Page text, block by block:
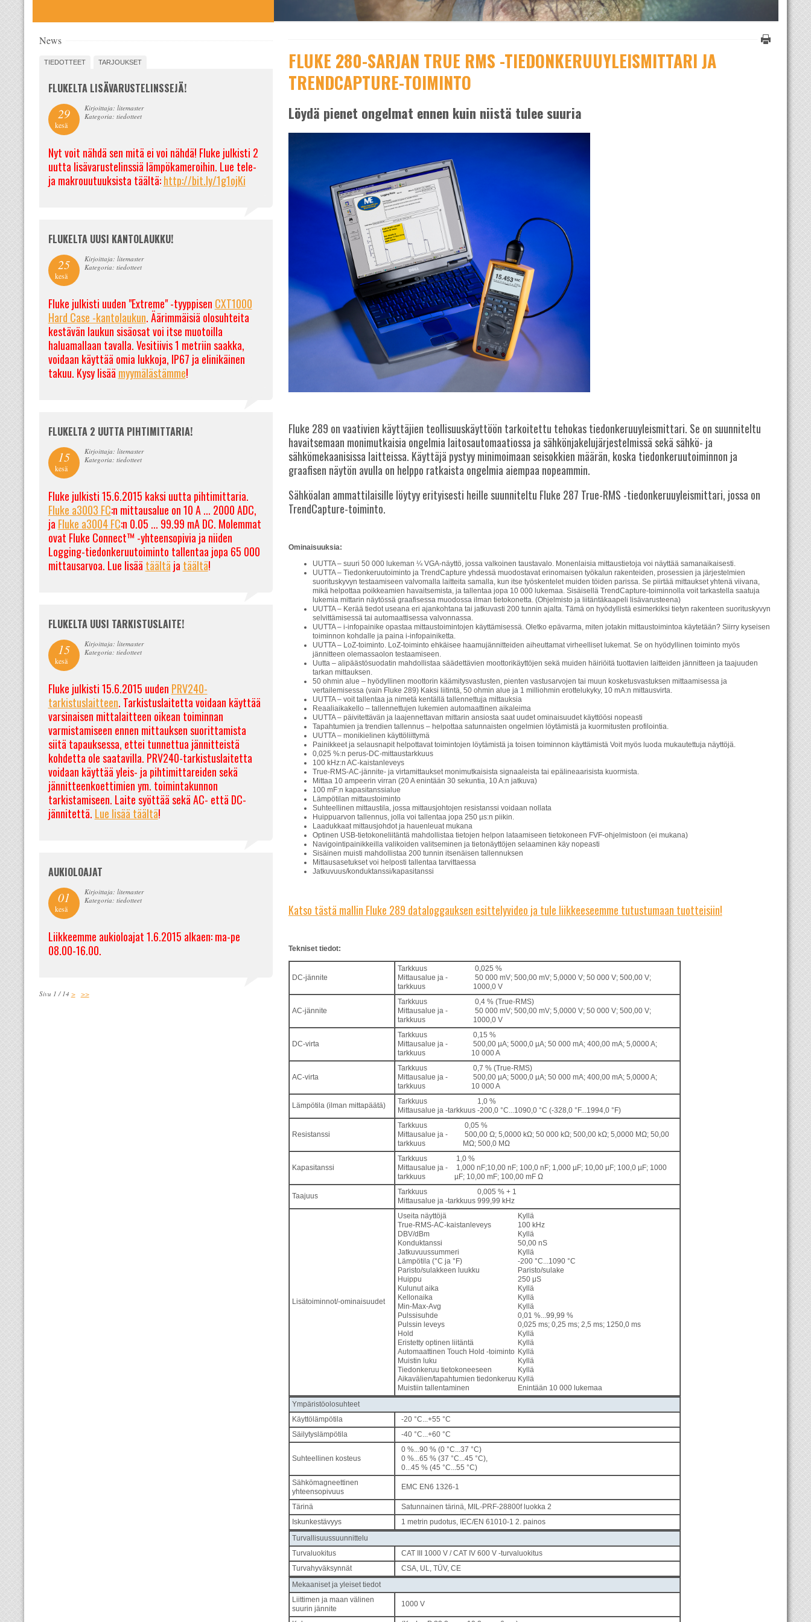
FLUKE 280-SARJAN TRUE RMS -TIEDONKERUUYLEISMITTARI JA
TRENDCAPTURE-TOIMINTO
Löydä pienet ongelmat ennen kuin niistä tulee suuria
Fluke 289 on vaativien käyttäjien teollisuuskäyttöön tarkoitettu tehokas tiedonkeruuyleismittari. Se on suunniteltu
havaitsemaan monimutkaisia ongelmia laitosautomaatiossa ja sähkönjakelujärjestelmissä sekä sähkö- ja
sähkömekaanisissa laitteissa. Käyttäjä pystyy minimoimaan seisokkien määrän, koska tiedonkeruutoiminnon ja
graafisen näytön avulla on helppo ratkaista ongelmia aiempaa nopeammin.
Sähköalan ammattilaisille löytyy erityisesti heille suunniteltu Fluke 287 True-RMS -tiedonkeruuyleismittari, jossa on
TrendCapture-toiminto.
Ominaisuuksia:
UUTTA – suuri 50 000 lukeman ¼ VGA-näyttö, jossa valkoinen taustavalo. Monenlaisia mittaustietoja voi näyttää samanaikaisesti.
UUTTA – Tiedonkeruutoiminto ja TrendCapture yhdessä muodostavat erinomaisen työkalun rakenteiden, prosessien ja järjestelmien
suorituskyvyn testaamiseen valvomalla laitteita samalla, kun itse työskentelet muiden töiden parissa. Se piirtää mittaukset yhtenä viivana,
mikä helpottaa poikkeamien havaitsemista, ja tallentaa jopa 10 000 lukemaa. Sisäisellä TrendCapture-toiminnolla voit tarkastella saatuja
lukemia mittarin näytössä graafisessa muodossa ilman tietokonetta. (Ohjelmisto ja liitäntäkaapeli lisävarusteena)
UUTTA – Kerää tiedot useana eri ajankohtana tai jatkuvasti 200 tunnin ajalta. Tämä on hyödyllistä esimerkiksi tietyn rakenteen suorituskyvyn
selvittämisessä tai automaattisessa valvonnassa.
UUTTA – i-infopainike opastaa mittaustoimintojen käyttämisessä. Oletko epävarma, miten jotakin mittaustoimintoa käytetään? Siirry kyseisen
toiminnon kohdalle ja paina i-infopainiketta.
UUTTA – LoZ-toiminto. LoZ-toiminto ehkäisee haamujännitteiden aiheuttamat virheelliset lukemat. Se on hyödyllinen toiminto myös
jännitteen olemassaolon testaamiseen.
Uutta – alipäästösuodatin mahdollistaa säädettävien moottorikäyttöjen sekä muiden häiriöitä tuottavien laitteiden jännitteen ja taajuuden
tarkan mittauksen.
50 ohmin alue – hyödyllinen moottorin käämitysvastusten, pienten vastusarvojen tai muun kosketusvastuksen mittaamisessa ja
vertailemisessa (vain Fluke 289) Kaksi liitintä, 50 ohmin alue ja 1 milliohmin erottelukyky, 10 mA:n mittausvirta.
UUTTA – voit tallentaa ja nimetä kentällä tallennettuja mittauksia
Reaaliaikakello – tallennettujen lukemien automaattinen aikaleima
UUTTA – päivitettävän ja laajennettavan mittarin ansiosta saat uudet ominaisuudet käyttöösi nopeasti
Tapahtumien ja trendien tallennus – helpottaa satunnaisten ongelmien löytämistä ja kuormitusten profilointia.
UUTTA – monikielinen käyttöliittymä
Painikkeet ja selausnapit helpottavat toimintojen löytämistä ja toisen toiminnon käyttämistä Voit myös luoda mukautettuja näyttöjä.
0,025 %:n perus-DC-mittaustarkkuus
100 kHz:n AC-kaistanleveys
True-RMS-AC-jännite- ja virtamittaukset monimutkaisista signaaleista tai epälineaarisista kuormista.
Mittaa 10 ampeerin virran (20 A enintään 30 sekuntia, 10 A:n jatkuva)
100 mF:n kapasitanssialue
Lämpötilan mittaustoiminto
Suhteellinen mittaustila, jossa mittausjohtojen resistanssi voidaan nollata
Huippuarvon tallennus, jolla voi tallentaa jopa 250 µs:n piikin.
Laadukkaat mittausjohdot ja hauenleuat mukana
Optinen USB-tietokoneliitäntä mahdollistaa tietojen helpon lataamiseen tietokoneen FVF-ohjelmistoon (ei mukana)
Navigointipainikkeilla valikoiden valitseminen ja tietonäyttöjen selaaminen käy nopeasti
Sisäinen muisti mahdollistaa 200 tunnin itsenäisen tallennuksen
Mittausasetukset voi helposti tallentaa tarvittaessa
Jatkuvuus/konduktanssi/kapasitanssi
Katso tästä mallin Fluke 289 dataloggauksen esittelyvideo ja tule liikkeeseemme tutustumaan tuotteisiin!
Tekniset tiedot:
DC-jännite
Tarkkuus
0,025 %
Mittausalue ja -
tarkkuus
50 000 mV; 500,00 mV; 5,0000 V; 50 000 V; 500,00 V;
1000,0 V
AC-jännite
Tarkkuus
0,4 % (True-RMS)
Mittausalue ja -
tarkkuus
50 000 mV; 500,00 mV; 5,0000 V; 50 000 V; 500,00 V;
1000,0 V
DC-virta
Tarkkuus
0,15 %
Mittausalue ja -
tarkkuus
500,00 µA; 5000,0 µA; 50 000 mA; 400,00 mA; 5,0000 A;
10 000 A
AC-virta
Tarkkuus
0,7 % (True-RMS)
Mittausalue ja -
tarkkuus
500,00 µA; 5000,0 µA; 50 000 mA; 400,00 mA; 5,0000 A;
10 000 A
Lämpötila (ilman mittapäätä) Tarkkuus
1,0 %
Mittausalue ja -tarkkuus-200,0 °C...1090,0 °C (-328,0 °F...1994,0 °F)
Resistanssi
Tarkkuus
0,05 %
Mittausalue ja -
tarkkuus
500,00 Ω; 5,0000 kΩ; 50 000 kΩ; 500,00 kΩ; 5,0000 MΩ; 50,00
MΩ; 500,0 MΩ
Kapasitanssi
Tarkkuus
1,0 %
Mittausalue ja -
tarkkuus
1,000 nF;10,00 nF; 100,0 nF; 1,000 µF; 10,00 µF; 100,0 µF; 1000
µF; 10,00 mF; 100,00 mF Ω
Taajuus Tarkkuus
0,005 % + 1
Mittausalue ja -tarkkuus999,99 kHz
Lisätoiminnot/-ominaisuudet
Useita näyttöjä
Kyllä
True-RMS-AC-kaistanleveys
100 kHz
DBV/dBm
Kyllä
Konduktanssi
50,00 nS
Jatkuvuussummeri
Kyllä
Lämpötila (°C ja °F)
-200 °C...1090 °C
Paristo/sulakkeen luukku
Paristo/sulake
Huippu
250 μS
Kulunut aika
Kyllä
Kellonaika
Kyllä
Min-Max-Avg
Kyllä
Pulssisuhde
0,01 %...99,99 %
Pulssin leveys
0,025 ms; 0,25 ms; 2,5 ms; 1250,0 ms
Hold
Kyllä
Eristetty optinen liitäntä
Kyllä
Automaattinen Touch Hold -toiminto Kyllä
Muistin luku
Kyllä
Tiedonkeruu tietokoneeseen
Kyllä
Aikavälien/tapahtumien tiedonkeruu Kyllä
Muistiin tallentaminen
Enintään 10 000 lukemaa
Ympäristöolosuhteet
Käyttölämpötila
-20 °C...+55 °C
Säilytyslämpötila
-40 °C...+60 °C
Suhteellinen kosteus
0 %...90 % (0 °C...37 °C)
0 %...65 % (37 °C...45 °C),
0...45 % (45 °C...55 °C)
Sähkömagneettinen
yhteensopivuus
EMC EN6 1326-1
Tärinä
Satunnainen tärinä, MIL-PRF-28800f luokka 2
Iskunkestävyys
1 metrin pudotus, IEC/EN 61010-1 2. painos
Turvallisuussuunnittelu
Turvaluokitus
CAT III 1000 V / CAT IV 600 V -turvaluokitus
Turvahyväksynnät
CSA, UL, TÜV, CE
Mekaaniset ja yleiset tiedot
Liittimen ja maan välinen
suurin jännite
1000 V
News
TIEDOTTEET TARJOUKSET
FLUKELTA LISÄVARUSTELINSSEJÄ!
29
kesä
Kirjoittaja: litemaster
Kategoria: tiedotteet
Nyt voit nähdä sen mitä ei voi nähdä! Fluke julkisti 2
uutta lisävarustelinssiä lämpökameroihin. Lue tele-
ja makrouutuuksista täältä:http://bit.ly/1g1ojKi
FLUKELTA UUSI KANTOLAUKKU!
25
kesä
Kirjoittaja: litemaster
Kategoria: tiedotteet
Fluke julkisti uuden "Extreme" -tyyppisen CXT1000
Hard Case -kantolaukun. Äärimmäisiä olosuhteita
kestävän laukun sisäosat voi itse muotoilla
haluamallaan tavalla. Vesitiivis 1 metriin saakka,
voidaan käyttää omia lukkoja, IP67 ja elinikäinen
takuu. Kysy lisää myymälästämme!
FLUKELTA 2 UUTTA PIHTIMITTARIA!
15
kesä
Kirjoittaja: litemaster
Kategoria: tiedotteet
Fluke julkisti 15.6.2015 kaksi uutta pihtimittaria.
Fluke a3003 FC:n mittausalue on 10 A ... 2000 ADC,
ja Fluke a3004 FC:n 0.05 ... 99.99 mA DC. Molemmat
ovat Fluke Connect™ -yhteensopivia ja niiden
Logging-tiedonkeruutoiminto tallentaa jopa 65 000
mittausarvoa. Lue lisää täältä ja täältä!
FLUKELTA UUSI TARKISTUSLAITE!
15
kesä
Kirjoittaja: litemaster
Kategoria: tiedotteet
Fluke julkisti 15.6.2015 uuden PRV240-
tarkistuslaitteen. Tarkistuslaitetta voidaan käyttää
varsinaisen mittalaitteen oikean toiminnan
varmistamiseen ennen mittauksen suorittamista
siitä tapauksessa, ettei tunnettua jännitteistä
kohdetta ole saatavilla. PRV240-tarkistuslaitetta
voidaan käyttää yleis- ja pihtimittareiden sekä
jännitteenkoettimien ym. toimintakunnon
tarkistamiseen. Laite syöttää sekä AC- että DC-
jännitettä. Lue lisää täältä!
AUKIOLOAJAT
01
kesä
Kirjoittaja: litemaster
Kategoria: tiedotteet
Liikkeemme aukioloajat 1.6.2015 alkaen: ma-pe
08.00-16.00.
Sivu 1 / 14 > >>